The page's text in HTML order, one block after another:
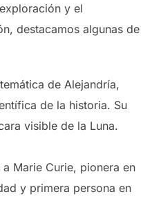
y el
destacamos algunas de
de Alejandría,
de la historia. Su
visible de la Luna.
Marie Curie, pionera en
y primera persona en